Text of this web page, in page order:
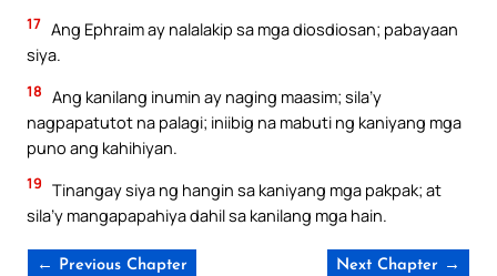
17 Ang Ephraim ay nalalakip sa mga diosdiosan; pabayaan
siya.
18 Ang kanilang inumin ay naging maasim; sila’y
nagpapatutot na palagi; iniibig na mabuti ng kaniyang mga
puno ang kahihiyan.
19 Tinangay siya ng hangin sa kaniyang mga pakpak; at
sila’y mangapapahiya dahil sa kanilang mga hain.
← Previous Chapter Next Chapter →